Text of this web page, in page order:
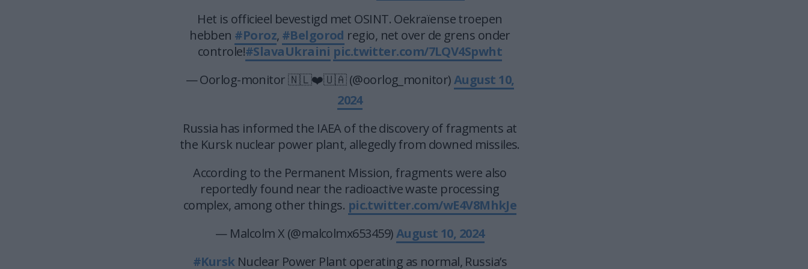
Het is officieel bevestigd met OSINT. Oekraïense troepen
hebben #Poroz, #Belgorod regio, net over de grens onder
controle!#SlavaUkraini pic.twitter.com/7LQV4Spwht
— Oorlog-monitor 🇳🇱❤️🇺🇦 (@oorlog_monitor)August 10,
2024
Russia has informed the IAEA of the discovery of fragments at
the Kursk nuclear power plant, allegedly from downed missiles.
According to the Permanent Mission, fragments were also
reportedly found near the radioactive waste processing
complex, among other things. pic.twitter.com/wE4V8MhkJe
— Malcolm X (@malcolmx653459)August 10, 2024
#KurskNuclear Power Plant operating as normal, Russia’s